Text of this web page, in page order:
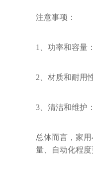
注意事项：
1、功率和容量
2、材质和耐用
3、清洁和维护
总体而言，家
量、自动化程度